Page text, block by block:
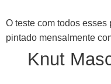
O teste com todos
pintado mensalmente
Knut